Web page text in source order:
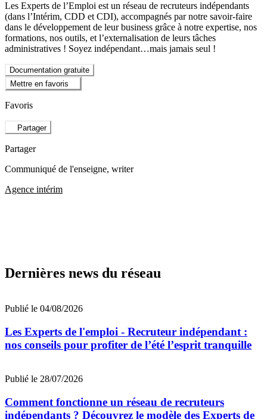
Les Experts de l’Emploi est un réseau de recruteurs indépendants
(dans l’Intérim, CDD et CDI), accompagnés par notre savoir-faire
dans le développement de leur business grâce à notre expertise, nos
formations, nos outils, et l’externalisation de leurs tâches
administratives ! Soyez indépendant…mais jamais seul !
Documentation gratuite
Mettre en favoris
Favoris
Partager
Partager
Communiqué de l'enseigne, writer
Agence intérim
Dernières news du réseau
Publié le 04/08/2026
Les Experts de l'emploi - Recruteur indépendant :
nos conseils pour profiter de l’été l’esprit tranquille
Publié le 28/07/2026
Comment fonctionne un réseau de recruteurs
indépendants ? Découvrez le modèle des Experts de